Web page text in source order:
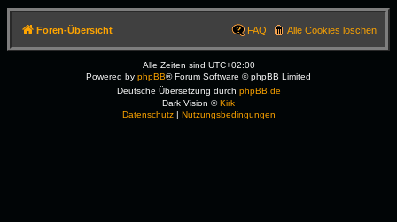
Foren-Übersicht Alle Cookies löschen
FAQ
Alle Zeiten sind UTC+02:00
Powered by phpBB® Forum Software © phpBB Limited
Deutsche Übersetzung durch phpBB.de
Dark Vision ©Kirk
Datenschutz| Nutzungsbedingungen